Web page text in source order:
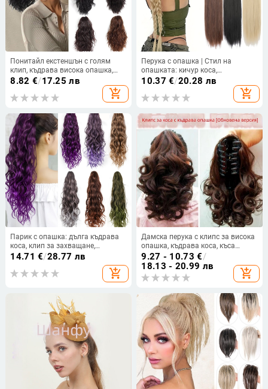
Понитайл екстеншън с голям
клип, къдрава висока опашка,
термоустойчиво синтетично
влакно; може да се боядисва и
да се къдри.
8.82 €/17.25 лв
add_shopping_cart
Перука с опашка | Стил на
опашката: кичур коса,
Високотемпературно влакно,
Механизъм на обработка, Модел
9405
10.37 €/20.28 лв
add_shopping_cart
Парик с опашка: дълга къдрава
коса, клип за захващане,
термоустойчива синтетична
боядисва
14.71 €/28.77 лв
add_shopping_cart
Дамска перука с клипс за висока
опашка, къдрава коса, къса
дължина, модерен стил
9.27 - 10.73 €/
18.13 - 20.99 лв
add_shopping_cart